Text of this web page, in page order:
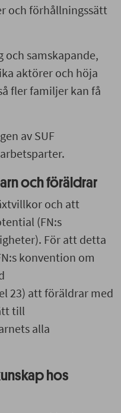
och förhållningssätt
samskapande,
aktörer och höja
fler familjer kan få
av SUF
och föräldrar
och att
(FN:s
För att detta
konvention om
23) att föräldrar med
till
alla
hos